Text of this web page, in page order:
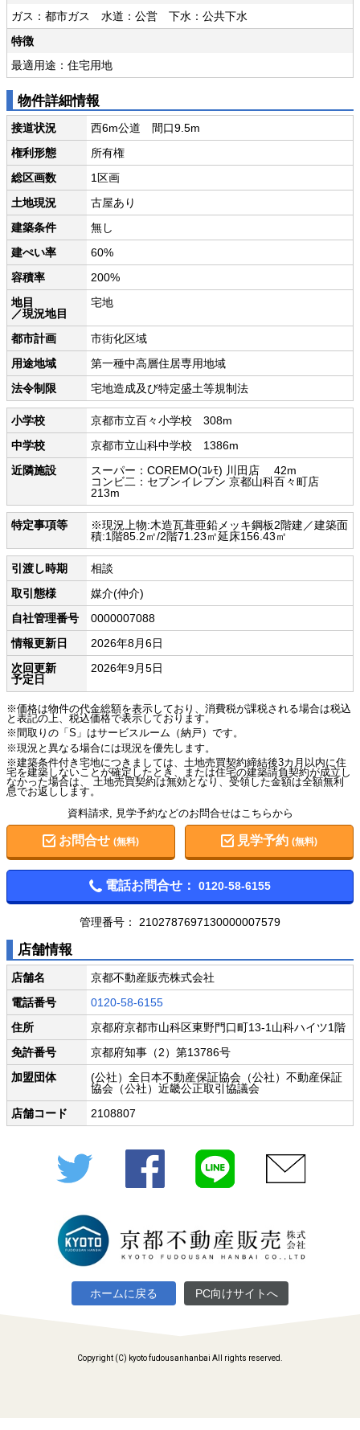
ガス：都市ガス 水道：公営 下水：公共下水
特徴
最適用途：住宅用地
物件詳細情報
接道状況
西6m公道 間口9.5m
権利形態
所有権
総区画数
1区画
土地現況
古屋あり
建築条件
無し
建ぺい率
60%
容積率
200%
地目
／現況地目
宅地
都市計画
市街化区域
用途地域
第一種中高層住居専用地域
法令制限
宅地造成及び特定盛土等規制法
小学校
京都市立百々小学校 308m
中学校
京都市立山科中学校 1386m
近隣施設
スーパー：COREMO(ｺﾚﾓ) 川田店 42m
コンビ二：セブンイレブン 京都山科百々町店
213m
特定事項等
※現況上物:木造瓦葺亜鉛メッキ鋼板2階建／建築面
積:1階85.2㎡/2階71.23㎡延床156.43㎡
引渡し時期
相談
取引態様
媒介(仲介)
自社管理番号
0000007088
情報更新日
2026年8月6日
次回更新
予定日
2026年9月5日
※価格は物件の代金総額を表示しており、消費税が課税される場合は税込
と表記の上、税込価格で表示しております。
※間取りの「S」はサービスルーム（納戸）です。
※現況と異なる場合には現況を優先します。
※建築条件付き宅地につきましては、土地売買契約締結後3カ月以内に住
宅を建築しないことが確定したとき、または住宅の建築請負契約が成立し
なかった場合は、 土地売買契約は無効となり、受領した金額は全額無利
息でお返しします。
資料請求, 見学予約などのお問合せはこちらから
お問合せ (無料) 見学予約(無料)
電話お問合せ： 0120-58-6155
管理番号： 2102787697130000007579
店舗情報
店舗名
京都不動産販売株式会社
電話番号
0120-58-6155
住所
京都府京都市山科区東野門口町13-1山科ハイツ1階
免許番号
京都府知事（2）第13786号
加盟団体
(公社）全日本不動産保証協会（公社）不動産保証
協会（公社）近畿公正取引協議会
店舗コード
2108807
Twitter Facebook
ホームに戻る PC向けサイトへ
Copyright (C) kyoto fudousanhanbai All rights reserved.